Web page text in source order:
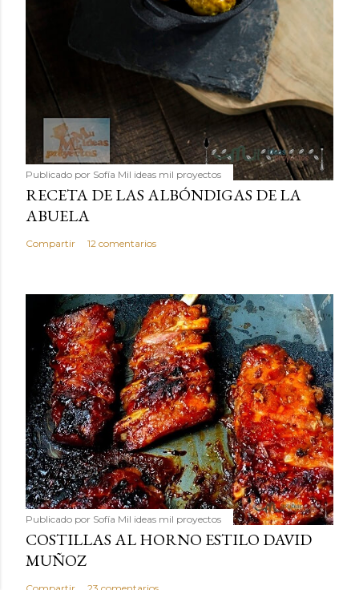
Publicado por Sofía Mil ideas mil proyectos
RECETA DE LAS ALBÓNDIGAS DE LA
ABUELA
Compartir 12 comentarios
Publicado por Sofía Mil ideas mil proyectos
COSTILLAS AL HORNO ESTILO DAVID
MUÑOZ